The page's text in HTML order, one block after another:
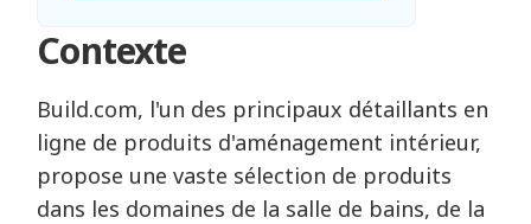
Contexte
Build.com, l'un des principaux détaillants en
ligne de produits d'aménagement intérieur,
propose une vaste sélection de produits
dans les domaines de la salle de bains, de la